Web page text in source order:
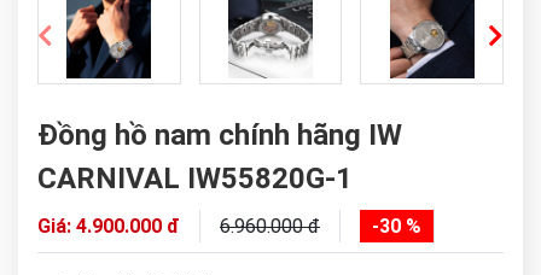
Đồng hồ nam chính hãng IW
CARNIVAL IW55820G-1
Giá: 4.900.000 đ 6.960.000 đ -30 %